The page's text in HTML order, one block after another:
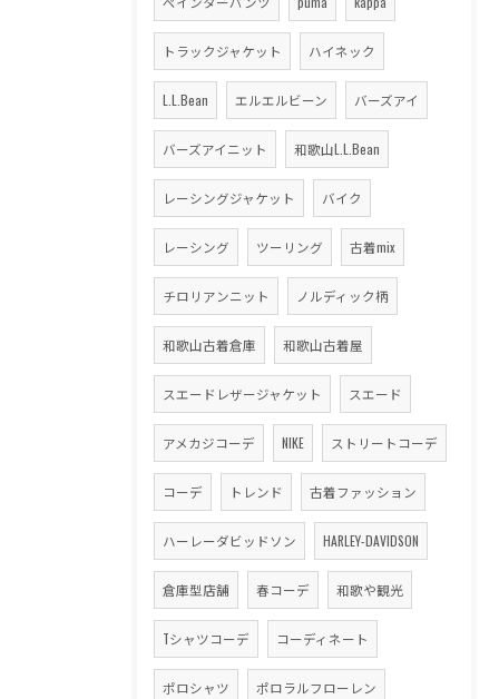
トラックジャケット ハイネック
L.L.Bean エルエルビーン バーズアイ
バーズアイニット 和歌山L.L.Bean
レーシングジャケット バイク
レーシング ツーリング 古着mix
チロリアンニット ノルディック柄
和歌山古着倉庫 和歌山古着屋
スエードレザージャケット スエード
アメカジコーデ NIKE ストリートコーデ
コーデ トレンド 古着ファッション
ハーレーダビッドソン HARLEY-DAVIDSON
倉庫型店舗 春コーデ 和歌や観光
Tシャツコーデ コーディネート
ポロシャツ ポロラルフローレン